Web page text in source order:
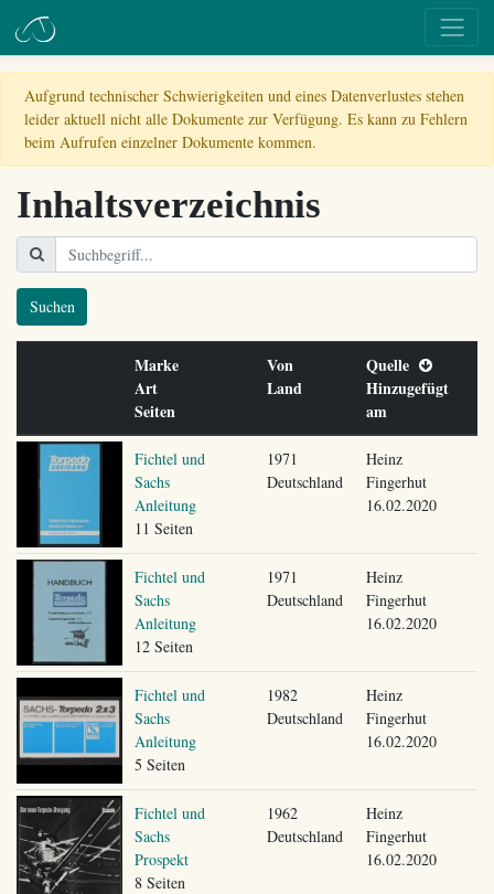
Aufgrund technischer Schwierigkeiten und eines Datenverlustes stehen
leider aktuell nicht alle Dokumente zur Verfügung. Es kann zu Fehlern
beim Aufrufen einzelner Dokumente kommen.
Inhaltsverzeichnis
Suchen
Marke
Art
Seiten
Von
Land
Quelle
Hinzugefügt
am
Fichtel und
Sachs
Anleitung
11 Seiten
1971
Deutschland
Heinz
Fingerhut
16.02.2020
Fichtel und
Sachs
Anleitung
12 Seiten
1971
Deutschland
Heinz
Fingerhut
16.02.2020
Fichtel und
Sachs
Anleitung
5 Seiten
1982
Deutschland
Heinz
Fingerhut
16.02.2020
Fichtel und
Sachs
Prospekt
8 Seiten
1962
Deutschland
Heinz
Fingerhut
16.02.2020